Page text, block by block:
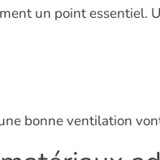
un point essentiel.
bonne ventilation